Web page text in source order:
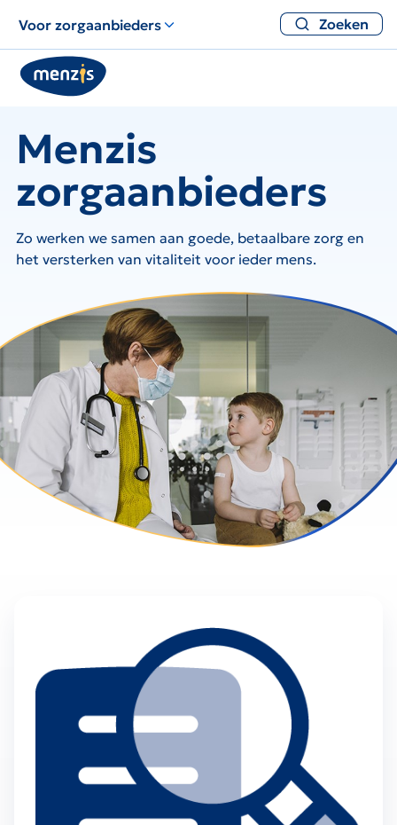
Voor zorgaanbieders Zoeken
Menzis
zorgaanbieders
Zo werken we samen aan goede, betaalbare zorg en
het versterken van vitaliteit voor ieder mens.